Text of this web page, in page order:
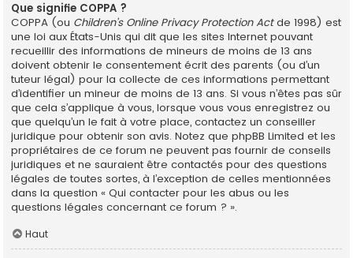
Que signifie COPPA ?
COPPA (ou Children’s Online Privacy Protection Actde 1998) est
une loi aux États-Unis qui dit que les sites Internet pouvant
recueillir des informations de mineurs de moins de 13 ans
doivent obtenir le consentement écrit des parents (ou d’un
tuteur légal) pour la collecte de ces informations permettant
d’identifier un mineur de moins de 13 ans. Si vous n’êtes pas sûr
que cela s’applique à vous, lorsque vous vous enregistrez ou
que quelqu’un le fait à votre place, contactez un conseiller
juridique pour obtenir son avis. Notez que phpBB Limited et les
propriétaires de ce forum ne peuvent pas fournir de conseils
juridiques et ne sauraient être contactés pour des questions
légales de toutes sortes, à l’exception de celles mentionnées
dans la question « Qui contacter pour les abus ou les
questions légales concernant ce forum ? ».
Haut